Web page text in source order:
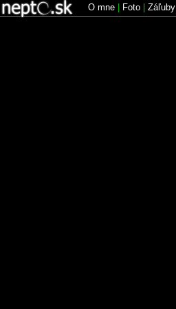
O mne Foto Záľuby